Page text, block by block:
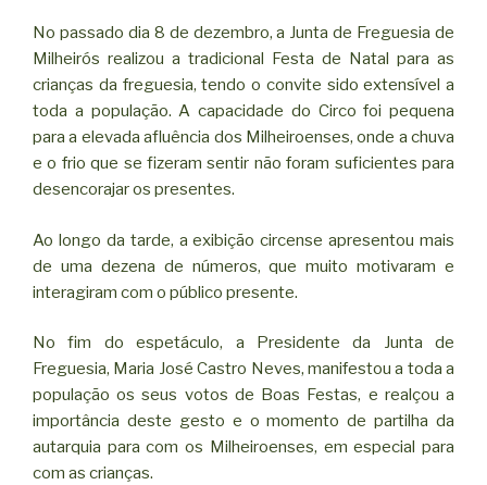
No passado dia 8 de dezembro, a Junta de Freguesia de
Milheirós realizou a tradicional Festa de Natal para as
crianças da freguesia, tendo o convite sido extensível a
toda a população. A capacidade do Circo foi pequena
para a elevada afluência dos Milheiroenses, onde a chuva
e o frio que se fizeram sentir não foram suficientes para
desencorajar os presentes.
Ao longo da tarde, a exibição circense apresentou mais
de uma dezena de números, que muito motivaram e
interagiram com o público presente.
No fim do espetáculo, a Presidente da Junta de
Freguesia, Maria José Castro Neves, manifestou a toda a
população os seus votos de Boas Festas, e realçou a
importância deste gesto e o momento de partilha da
autarquia para com os Milheiroenses, em especial para
com as crianças.